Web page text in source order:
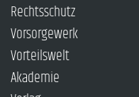
Rechtsschutz
Vorsorgewerk
Vorteilswelt
Akademie